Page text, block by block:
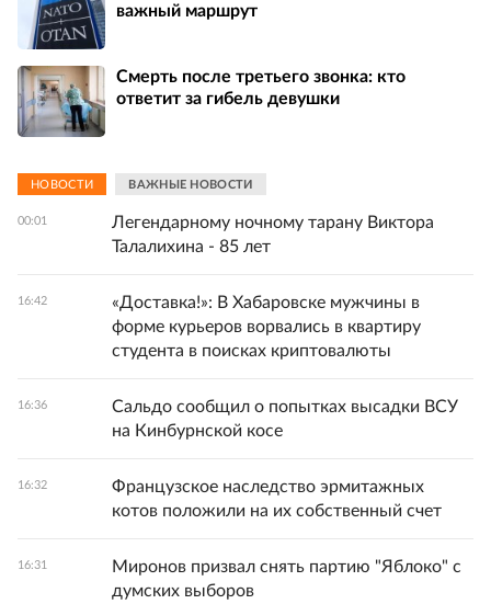
важный маршрут
Смерть после третьего звонка: кто
ответит за гибель девушки
НОВОСТИ ВАЖНЫЕ НОВОСТИ
00:01
Легендарному ночному тарану Виктора
Талалихина - 85 лет
16:42
«Доставка!»: В Хабаровске мужчины в
форме курьеров ворвались в квартиру
студента в поисках криптовалюты
16:36
Сальдо сообщил о попытках высадки ВСУ
на Кинбурнской косе
16:32
Французское наследство эрмитажных
котов положили на их собственный счет
16:31
Миронов призвал снять партию "Яблоко" с
думских выборов